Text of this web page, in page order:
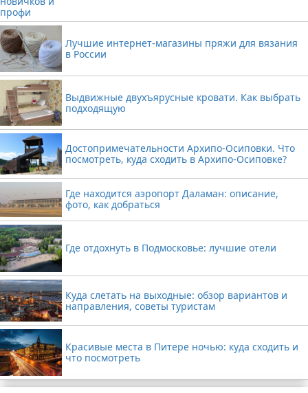
Лучшие интернет-магазины пряжи для вязания
в России
Выдвижные двухъярусные кровати. Как выбрать
подходящую
Достопримечательности Архипо-Осиповки. Что
посмотреть, куда сходить в Архипо-Осиповке?
Где находится аэропорт Даламан: описание,
фото, как добраться
Где отдохнуть в Подмосковье: лучшие отели
Куда слетать на выходные: обзор вариантов и
направления, советы туристам
Красивые места в Питере ночью: куда сходить и
что посмотреть